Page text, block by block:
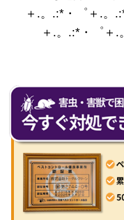
＋.。.:*・゜＋.。
＋.。.:*・゜＋.